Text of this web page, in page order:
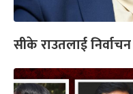
सीके राउतलाई